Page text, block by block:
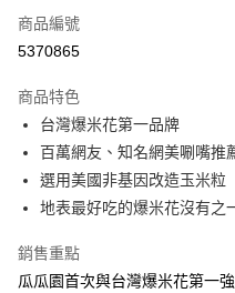
超商取貨付款
Apple Pay
街口支付
悠遊付
全盈+PAY
AFTEE先享後付
商品編號
5370865
商品特色
台灣爆米花第一品牌
百萬網友、知名網美唰嘴推
選用美國非基因改造玉米粒
地表最好吃的爆米花沒有之
銷售重點
瓜瓜園首次與台灣爆米花第一